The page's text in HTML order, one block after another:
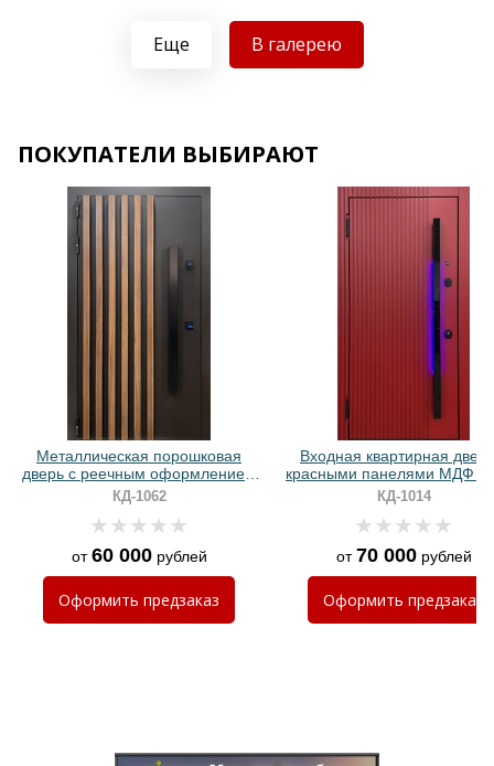
Хочу такую
Хочу такую
Хочу такую
Еще В галерею
ПОКУПАТЕЛИ ВЫБИРАЮТ
Металлическая порошковая
дверь с реечным оформлением
и длинной ручкой-скобой
КД-1062
от60 000рублей
Оформить предзаказ
Входная квартирная
красными панелями МДФ
бугельной ручкой с
КД-1014
от70 000рублей
Оформить предзаказ